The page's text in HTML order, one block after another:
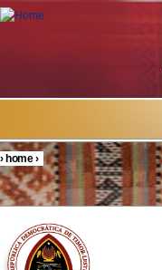
Skip to main content
You are here
›home›